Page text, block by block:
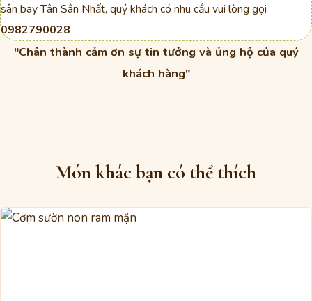
sân bay Tân Sân Nhất, quý khách có nhu cầu vui lòng gọi
0982790028
"Chân thành cảm ơn sự tin tưởng và ủng hộ của quý
khách hàng"
Món khác bạn có thể thích